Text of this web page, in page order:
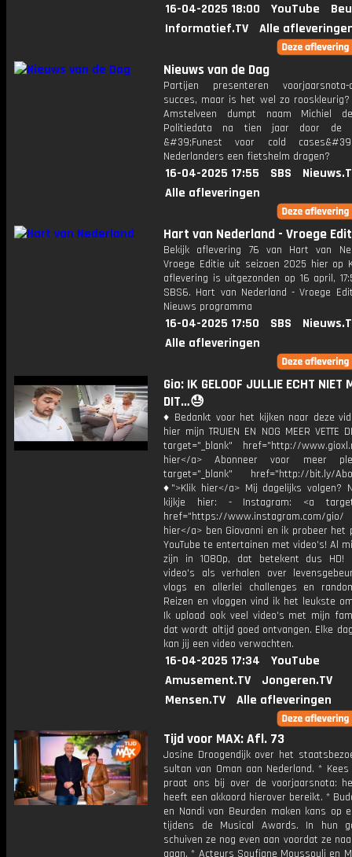
16-04-2025 18:00 YouTube
Informatief.TV
Alle
Nieuws van de Dag
Partijen presenteren
succes, maar is het wel zo rooskleurig?
Amstelveen dumpt naam Michiel
Politiedata na tien jaar door de
&#39;Funest voor cold
Nederlanders een fietshelm dragen?
16-04-2025 17:55 SBS
Alle afleveringen
Hart van Nederland - Vroege
Bekijk aflevering 76 van Hart van
Vroege Editie uit seizoen 2025 hier op
aflevering is uitgezonden op 16 april,
SBS6. Hart van Nederland - Vroege
Nieuws programma
16-04-2025 17:50 SBS
Alle afleveringen
Gio: IK GELOOF JULLIE ECHT NIET
DIT…😓
♦ Bedankt voor het kijken naar deze
hier mijn TRUIEN EN NOG MEER VETTE
target="_blank" href="http://
hier</a> Abonneer voor meer
target="_blank" href="http://bit.ly/
♦">Klik hier</a> Mij dagelijks volgen?
kijkje hier: - Instagram: <a
href="https://www.instagram.com/
hier</a> ben Giovanni en ik probeer het
YouTube te entertainen met video's! Al
zijn in 1080p, dat betekent dus HD!
video's als verhalen over
vlogs en allerlei challenges en
Reizen en vloggen vind ik het leukste
Ik upload ook veel video's met mijn
dat wordt altijd goed ontvangen. Elke
kan jij een video verwachten.
16-04-2025 17:34
YouTube
Amusement.TV
Jongeren.TV
Mensen.TV
Alle afleveringen
Tijd voor MAX: Afl. 73
Josine Droogendijk over het
sultan van Oman aan Nederland. * Kees
praat ons bij over de voorjaarsnota:
heeft een akkoord hierover bereikt. *
en Nandi van Beurden maken kans op
tijdens de Musical Awards. In hun
schuiven ze nog even aan voordat ze
gaan. * Acteurs Soufiane Moussouli en